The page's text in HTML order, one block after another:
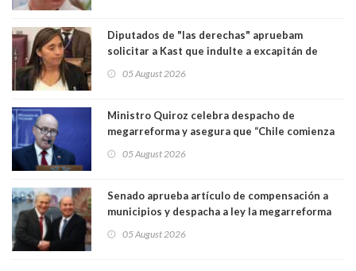
Diputados de "las derechas" apruebam
solicitar a Kast que indulte a excapitán de
senadora Fabiola Campillai
05 August 2026
Ministro Quiroz celebra despacho de
megarreforma y asegura que “Chile comienza
05 August 2026
Senado aprueba artículo de compensación a
municipios y despacha a ley la megarreforma
votó con el Gobierno
05 August 2026